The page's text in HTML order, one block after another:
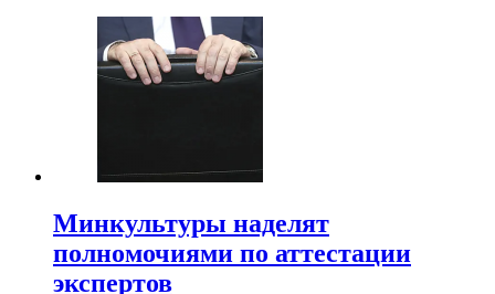
Минкультуры наделят
полномочиями по аттестации
экспертов